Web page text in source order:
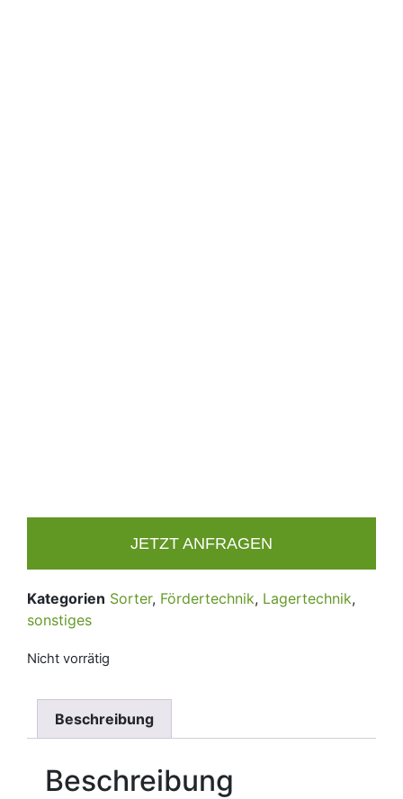
JETZT ANFRAGEN
Kategorien Sorter, Fördertechnik, Lagertechnik,
sonstiges
Nicht vorrätig
Beschreibung
Beschreibung